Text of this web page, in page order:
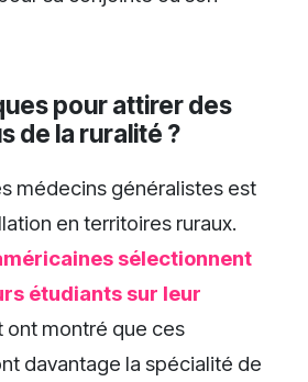
pour attirer des
de la ruralité ?
médecins généralistes est
en territoires ruraux.
sélectionnent
étudiants sur leur
ont montré que ces
davantage la spécialité de